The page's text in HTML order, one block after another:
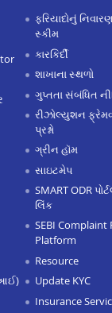
ફરિયાદોનું
સ્કીમ
કારકિર્દી
શાખાના સ્થળો
ગુપ્તતા સંબંધિત
રીઝોલ્યુશન
પ્રશ્નો
ગ્રીન હૉમ
સાઇટમેપ
SMART ODR
લિંક
SEBI Complaint
Platform
Resource
Update KYC
Insurance